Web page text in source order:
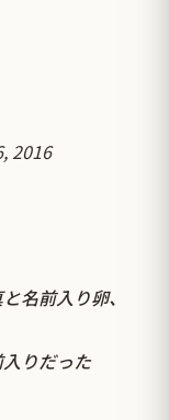
2016
名前入り卵、
りだった